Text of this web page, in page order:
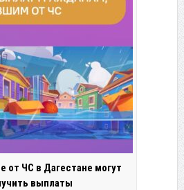
от ЧС в Дагестане могут
выплаты